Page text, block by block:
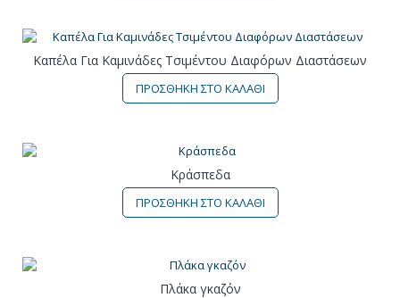
Καπέλα Για Καμινάδες Τσιμέντου Διαφόρων Διαστάσεων
ΠΡΟΣΘΗΚΗ ΣΤΟ ΚΑΛΑΘΙ
Κράσπεδα
ΠΡΟΣΘΗΚΗ ΣΤΟ ΚΑΛΑΘΙ
Πλάκα γκαζόν